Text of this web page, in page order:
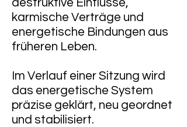
karmische Verträge und
energetische Bindungen aus
früheren Leben.
Im Verlauf einer Sitzung wird
das energetische System
präzise geklärt, neu geordnet
und stabilisiert.